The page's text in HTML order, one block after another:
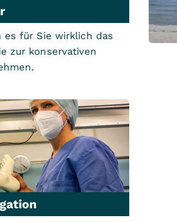
es für Sie wirklich das
zur konservativen